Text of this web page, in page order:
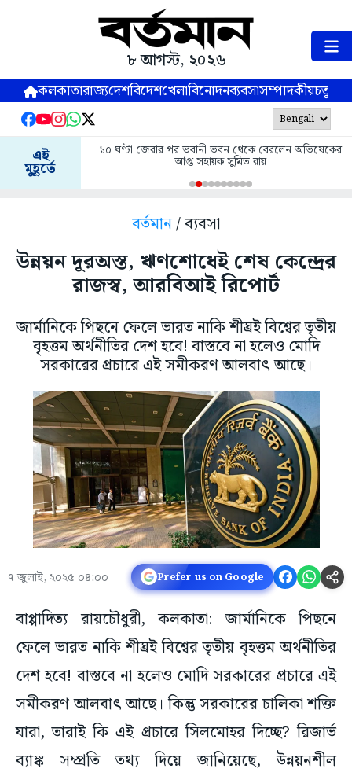
৮ আগস্ট, ২০২৬
কলকাতারাজ্যদেশবিদেশখেলাবিনোদনব্যবসাসম্পাদকীয়
এই
মুহূর্তে
১০ ঘণ্টা জেরার পর ভবানী ভবন থেকে বেরলেন অভিষেকের
আপ্ত সহায়ক সুমিত রায়
বর্তমান/ ব্যবসা
উন্নয়ন দূরঅস্ত, ঋণশোধেই শেষ কেন্দ্রের
রাজস্ব, আরবিআই রিপোর্ট
জার্মানিকে পিছনে ফেলে ভারত নাকি শীঘ্রই বিশ্বের তৃতীয়
বৃহত্তম অর্থনীতির দেশ হবে! বাস্তবে না হলেও মোদি
সরকারের প্রচারে এই সমীকরণ আলবাৎ আছে।
৭ জুলাই, ২০২৫ ০৪:০০ Prefer us on Google
বাপ্পাদিত্য রায়চৌধুরী, কলকাতা: জার্মানিকে পিছনে
ফেলে ভারত নাকি শীঘ্রই বিশ্বের তৃতীয় বৃহত্তম অর্থনীতির
দেশ হবে! বাস্তবে না হলেও মোদি সরকারের প্রচারে এই
সমীকরণ আলবাৎ আছে। কিন্তু সরকারের চালিকা শক্তি
যারা, তারাই কি এই প্রচারে সিলমোহর দিচ্ছে? রিজার্ভ
ব্যাঙ্ক সম্প্রতি তথ্য দিয়ে জানিয়েছে, উন্নয়নশীল